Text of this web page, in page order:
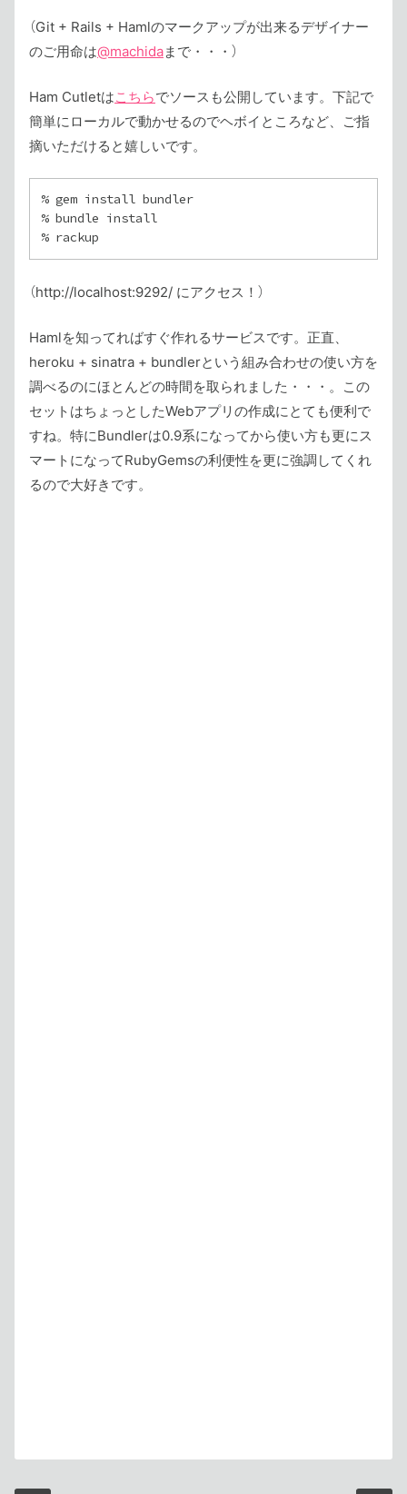
（Git + Rails + Hamlのマークアップが出来るデザイナー
のご用命は@machidaまで・・・）
Ham Cutletはこちらでソースも公開しています。下記で
簡単にローカルで動かせるのでヘボイところなど、ご指
摘いただけると嬉しいです。
% gem install bundler
% bundle install
（http://localhost:9292/ にアクセス！）
Hamlを知ってればすぐ作れるサービスです。正直、
heroku + sinatra + bundlerという組み合わせの使い方を
調べるのにほとんどの時間を取られました・・・。この
セットはちょっとしたWebアプリの作成にとても便利で
すね。特にBundlerは0.9系になってから使い方も更にス
マートになってRubyGemsの利便性を更に強調してくれ
るので大好きです。